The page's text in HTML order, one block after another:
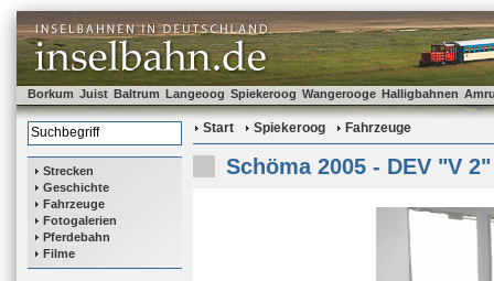
Borkum Juist Baltrum Langeoog Spiekeroog Wangerooge Halligbahnen
Strecken
Geschichte
Fahrzeuge
Fotogalerien
Pferdebahn
Filme
Start Spiekeroog Fahrzeuge
Schöma 2005 - DEV "V 2"